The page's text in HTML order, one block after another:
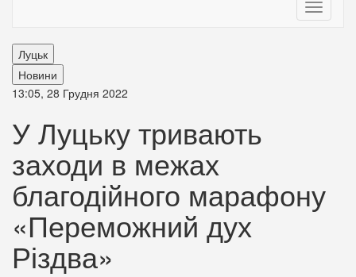
Toggle
Луцьк
Новини
13:05, 28 Грудня 2022
У Луцьку тривають
заходи в межах
благодійного марафону
«Переможний дух
Різдва»